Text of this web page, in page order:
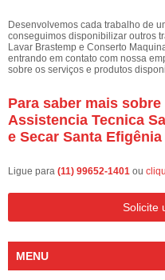
Desenvolvemos cada trabalho de
conseguimos disponibilizar outros
Lavar Brastemp e Conserto
entrando em contato com nossa
sobre os serviços e produtos
Para saber mais
Assistencia Tecnica
e Secar Santa Efigênia
Ligue para (11) 99652-1401 ou
Solicite
MENU